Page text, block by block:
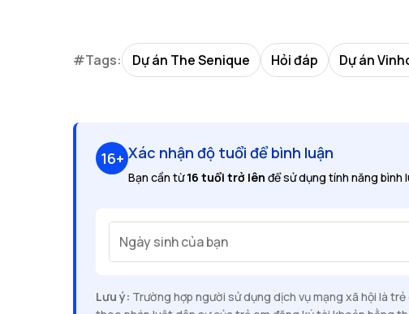
#Tags: Dự án The Senique Hỏi đáp Dự án
16+ Xác nhận độ tuổi để bình luận
Bạn cần từ16 tuổi trở lên để sử dụng tính năng bình
Ngày sinh của bạn
Lưu ý: Trường hợp người sử dụng dịch vụ mạng xã hội là